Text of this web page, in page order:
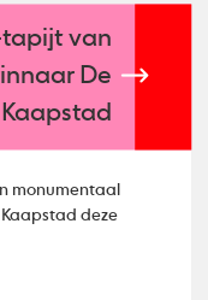
tapijt van
De
monumentaal
deze